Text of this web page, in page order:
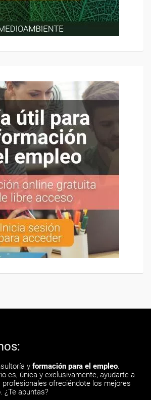
y formación para el empleo.
es, única y exclusivamente, ayudarte a
ofreciéndote los mejores
¿Te apuntas?